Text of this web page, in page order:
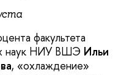
факультета
наук НИУ ВШЭ Ильи
, «охлаждение»